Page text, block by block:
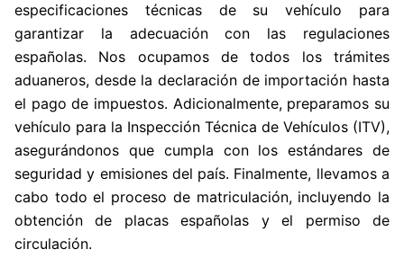
especificaciones técnicas de su vehículo para
garantizar la adecuación con las regulaciones
españolas. Nos ocupamos de todos los trámites
aduaneros, desde la declaración de importación hasta
el pago de impuestos. Adicionalmente, preparamos su
vehículo para la Inspección Técnica de Vehículos (ITV),
asegurándonos que cumpla con los estándares de
seguridad y emisiones del país. Finalmente, llevamos a
cabo todo el proceso de matriculación, incluyendo la
obtención de placas españolas y el permiso de
circulación.